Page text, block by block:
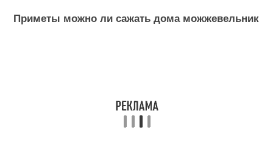
Приметы можно ли сажать дома можжевельник